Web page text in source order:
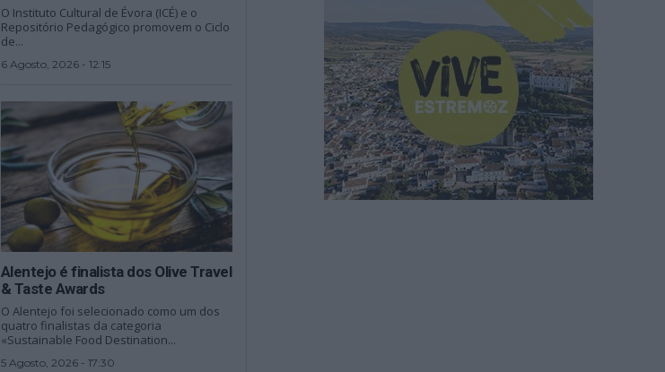
O Instituto Cultural de Évora (ICÉ) e o
Repositório Pedagógico promovem o Ciclo
de...
6 Agosto, 2026 - 12:15
Alentejo é finalista dos Olive Travel
& Taste Awards
O Alentejo foi selecionado como um dos
quatro finalistas da categoria
«Sustainable Food Destination...
5 Agosto, 2026 - 17:30